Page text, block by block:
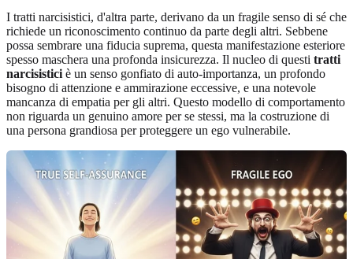
I tratti narcisistici, d'altra parte, derivano da un fragile senso di sé che
richiede un riconoscimento continuo da parte degli altri. Sebbene
possa sembrare una fiducia suprema, questa manifestazione esteriore
spesso maschera una profonda insicurezza. Il nucleo di questi tratti
narcisistici è un senso gonfiato di auto-importanza, un profondo
bisogno di attenzione e ammirazione eccessive, e una notevole
mancanza di empatia per gli altri. Questo modello di comportamento
non riguarda un genuino amore per se stessi, ma la costruzione di
una persona grandiosa per proteggere un ego vulnerabile.